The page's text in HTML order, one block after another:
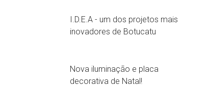
I.D.E.A - um dos projetos mais
inovadores de Botucatu
Nova iluminação e placa
decorativa de Natal!